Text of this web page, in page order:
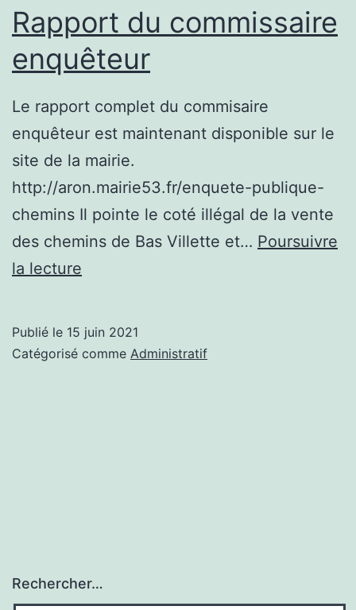
Rapport du commissaire
enquêteur
Le rapport complet du commisaire
enquêteur est maintenant disponible sur le
site de la mairie.
http://aron.mairie53.fr/enquete-publique-
chemins Il pointe le coté illégal de la vente
des chemins de Bas Villette et… Poursuivre
la lecture
enquêteur
Publié le 15 juin 2021
Catégorisé comme Administratif
Rechercher…